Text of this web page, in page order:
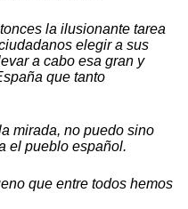
la ilusionante tarea
elegir a sus
a cabo esa gran y
que tanto
mirada, no puedo sino
el pueblo español.
que entre todos hemos